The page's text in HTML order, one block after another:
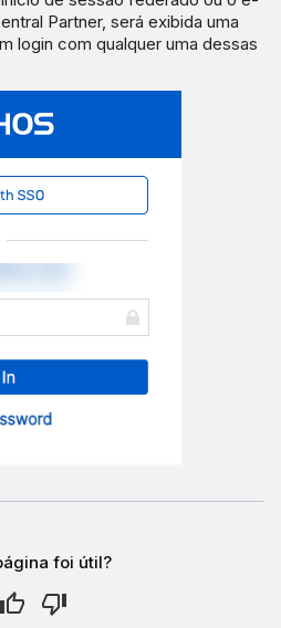
Partner, será exibida uma
login com qualquer uma dessas
foi útil?